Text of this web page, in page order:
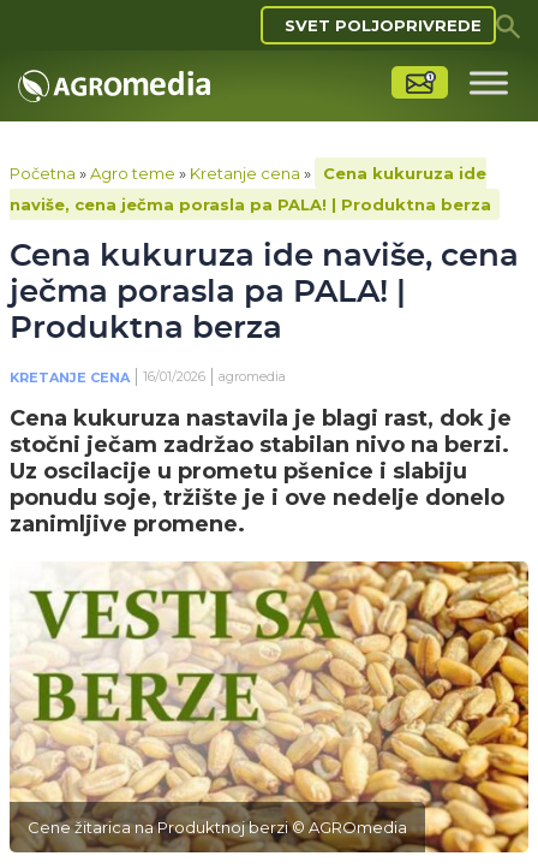
SVET POLJOPRIVREDE
Početna »Agro teme » Kretanje cena »
Cena kukuruza ide
naviše, cena ječma porasla pa PALA! | Produktna berza
Cena kukuruza ide naviše, cena
ječma porasla pa PALA! |
Produktna berza
KRETANJE CENA 16/01/2026 agromedia
Cena kukuruza nastavila je blagi rast, dok je
stočni ječam zadržao stabilan nivo na berzi.
Uz oscilacije u prometu pšenice i slabiju
ponudu soje, tržište je i ove nedelje donelo
zanimljive promene.
Cene žitarica na Produktnoj berzi © AGROmedia